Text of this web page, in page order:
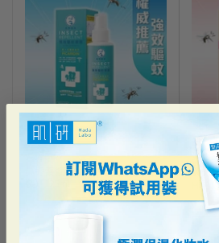
曼秀雷敦
曼秀雷敦強效驅蚊噴霧（家庭
$98.90 優惠
曼秀雷
曼秀